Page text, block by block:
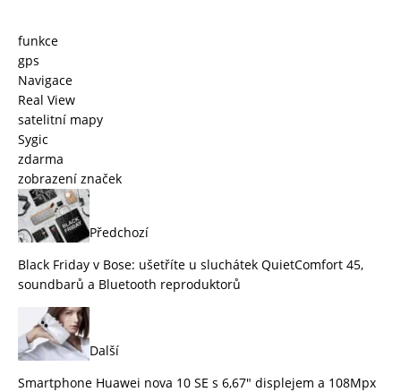
funkce
gps
Navigace
Real View
satelitní mapy
Sygic
zdarma
zobrazení značek
Předchozí
Black Friday v Bose: ušetříte u sluchátek QuietComfort 45,
soundbarů a Bluetooth reproduktorů
Další
Smartphone Huawei nova 10 SE s 6,67″ displejem a 108Mpx